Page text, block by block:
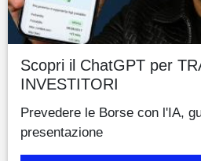
Scopri il ChatGPT per
INVESTITORI
Prevedere le Borse con l'IA,
presentazione